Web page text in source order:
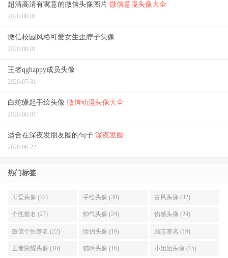
超清高清有寓意的微信头像图片 微信意境头像大全
2020-08-01
微信校园风格可爱女生歪脖子头像
2020-08-01
王者qghappy成员头像
2020-07-31
白蛇缘起手绘头像 微信动漫头像大全
2020-08-01
适合在深夜发朋友圈的句子 深夜发圈
2020-08-22
热门标签
可爱头像 (72) 手绘头像 (38) 古风头像 (32)
个性签名 (27) 帅气头像 (24) 伤感头像 (24)
微信个性签名 (22) 情侣头像 (19) 励志签名 (19)
王者荣耀头像 (18) 猫咪头像 (16) 小姐姐头像 (15)